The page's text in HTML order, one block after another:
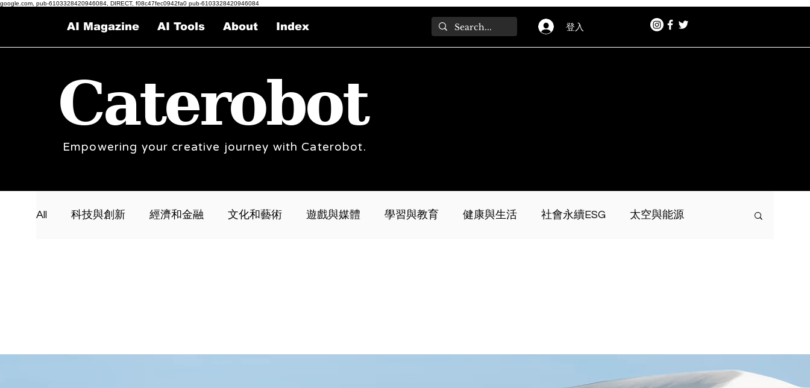
google.com, pub-6103328420946084, DIRECT, f08c47fec0942fa0 pub-6103328420946084
AI Magazine AI Tools About Index 登入
Caterobot
Empowering your creative journey with Caterobot.
All 科技與創新 經濟和金融 文化和藝術 遊戲與媒體 學習與教育 健康與生活 社會永續ESG 太空與能源